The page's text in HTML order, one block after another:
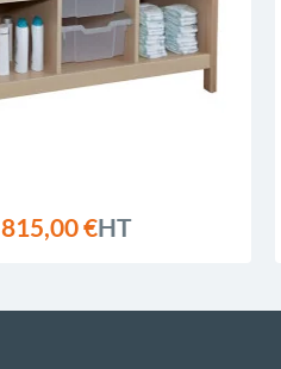
815,00 €HT